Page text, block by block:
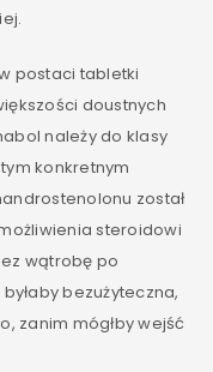
postaci tabletki
doustnych
należy do klasy
konkretnym
został
steroidowi
wątrobę po
bezużyteczna,
zanim mógłby wejść